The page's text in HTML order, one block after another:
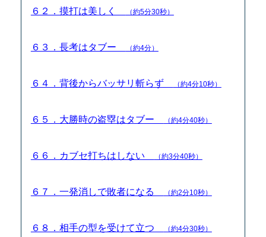
６２．摸打は美しく （約5分30秒）
６３．長考はタブー （約4分）
６４．背後からバッサリ斬らず （約4分10秒）
６５．大勝時の盗塁はタブー （約4分40秒）
６６．カブセ打ちはしない （約3分40秒）
６７．一発消しで敗者になる （約2分10秒）
６８．相手の型を受けて立つ （約4分30秒）